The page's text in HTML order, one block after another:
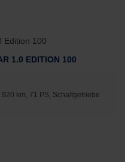
1.0 EDITION 100
km, 71 PS, Schaltgetriebe